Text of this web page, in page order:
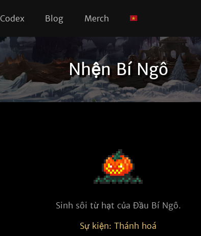
Codex Blog Merch
Nhện Bí Ngô
Sinh sôi từ hạt của Đầu Bí Ngô.
Sự kiện: Thánh hoá